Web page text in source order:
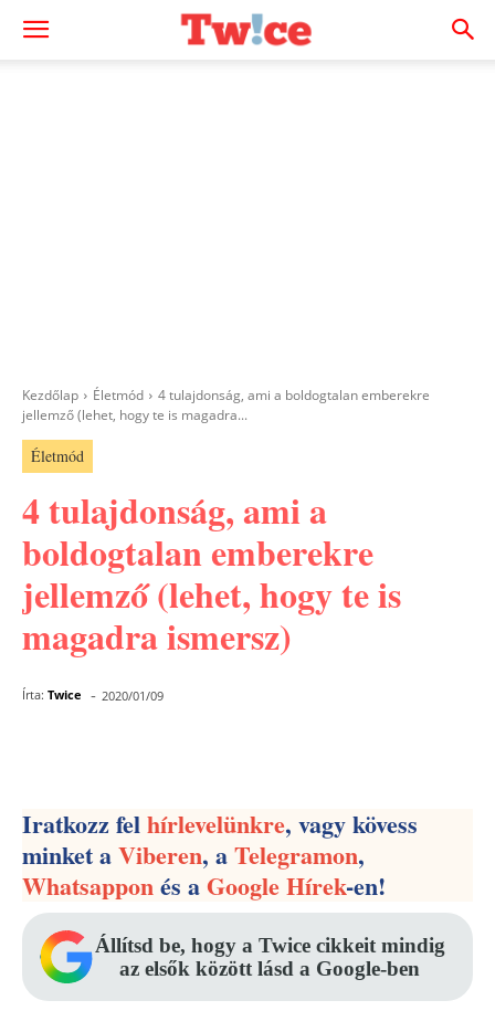
Kezdőlap Életmód
4 tulajdonság, ami a boldogtalan emberekre
jellemző (lehet, hogy te is magadra...
Életmód
4 tulajdonság, ami a
boldogtalan emberekre
jellemző (lehet, hogy te is
magadra ismersz)
Írta: Twice - 2020/01/09
Iratkozz felhírlevelünkre, vagy kövess
minket aViberen, aTelegramon,
Whatsapponés aGoogle Hírek-en!
Állítsd be, hogy a Twice cikkeit mindig
az elsők között lásd a Google-ben